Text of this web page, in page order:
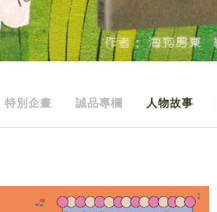
特別企畫 誠品專欄 人物故事